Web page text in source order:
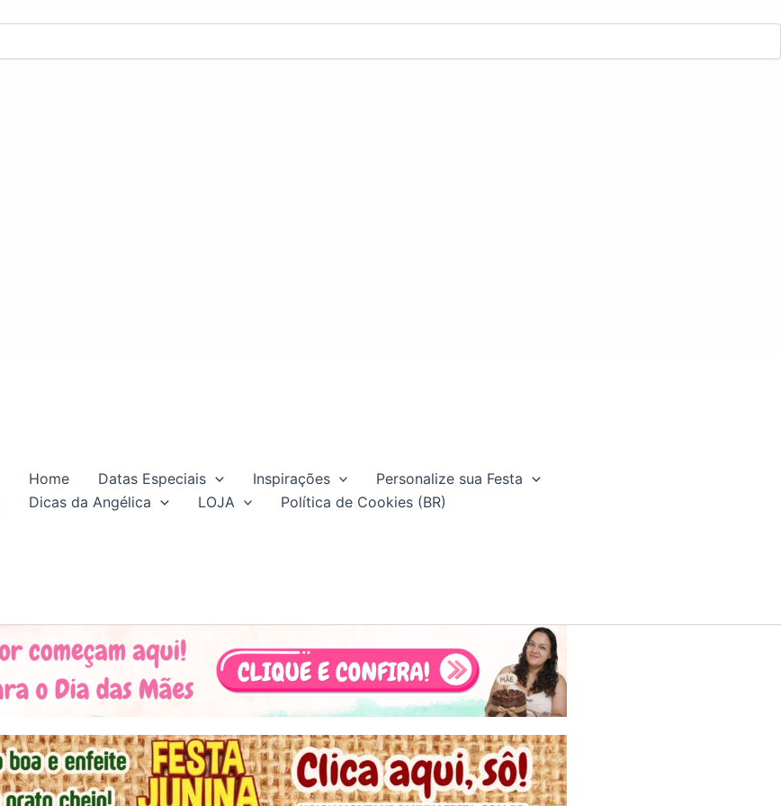
Home Datas Especiais Inspirações
Personalize sua Festa
Dicas da Angélica
LOJA Política de Cookies (BR)